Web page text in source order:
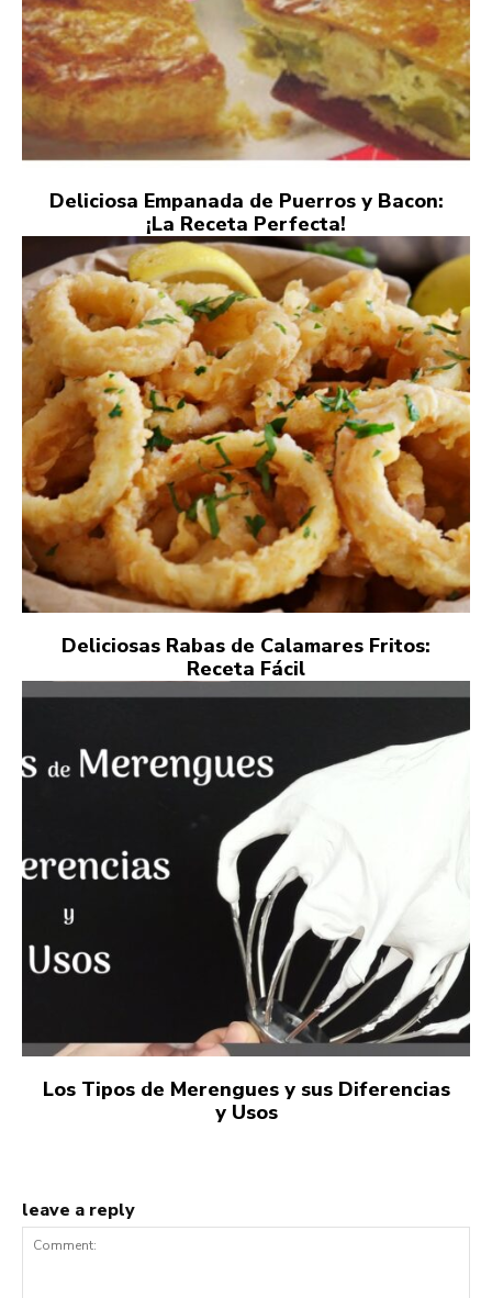
Deliciosa Empanada de Puerros y Bacon:
¡La Receta Perfecta!
Deliciosas Rabas de Calamares Fritos:
Receta Fácil
Los Tipos de Merengues y sus Diferencias
y Usos
leave a reply